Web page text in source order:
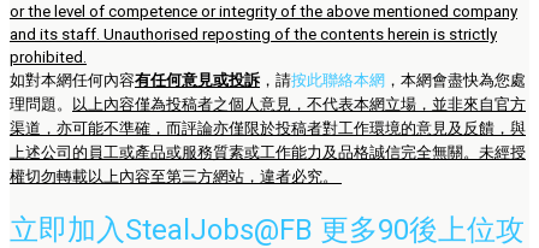
or the level of competence or integrity of the above mentioned company
and its staff. Unauthorised reposting of the contents herein is strictly
prohibited.
如對本網任何內容有任何意見或投訴 ，請按此聯絡本網 ，本網會盡快為您處
理問題。
以上內容僅為投稿者之個人意見，不代表本網立場，並非來自官方
渠道，亦可能不準確，而評論亦僅限於投稿者對工作環境的意見及反饋，與
上述公司的員工或產品或服務質素或工作能力及品格誠信完全無關。未經授
權切勿轉載以上內容至第三方網站，違者必究。
立即加入StealJobs@FB 更多90後上位攻